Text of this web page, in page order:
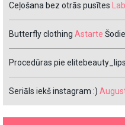
Ceļošana bez otrās pusītes
Butterfly clothing Astarte
Procedūras pie elitebeauty_lips
Seriāls iekš instagram :)